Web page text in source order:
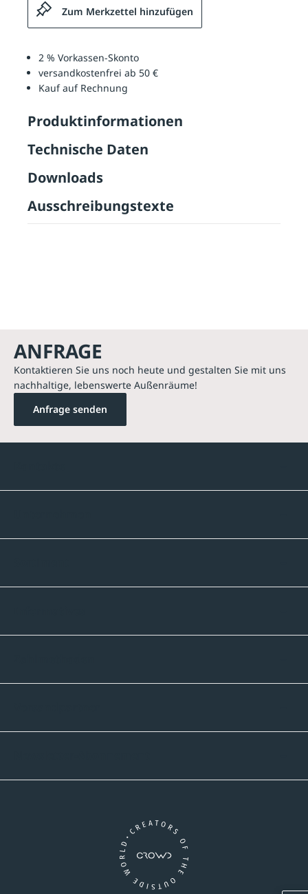
Zum Merkzettel hinzufügen
2 % Vorkassen-Skonto
versandkostenfrei ab 50 €
Kauf auf Rechnung
Produktinformationen
Technische Daten
Downloads
Ausschreibungstexte
ANFRAGE
Kontaktieren Sie uns noch heute und gestalten Sie mit uns
nachhaltige, lebenswerte Außenräume!
Anfrage senden